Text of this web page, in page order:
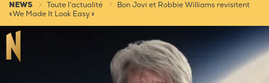
NEWS Toute l'actualité
Bon Jovi et Robbie Williams revisitent
« We Made It Look Easy »